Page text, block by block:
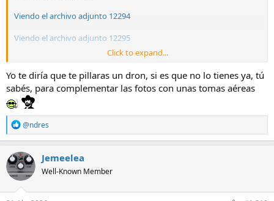
Viendo el archivo adjunto 12294
Viendo el archivo adjunto 12295
Viendo el archivo adjunto 12296
Viendo el archivo adjunto 12297
La N-111 entre las Peñas de Viguera
Viendo el archivo adjunto 12298
Viendo el archivo adjunto 12299
Viendo el archivo adjunto 12300
Click to expand...
Yo te diría que te pillaras un dron, si es que no lo tienes ya, tú
sabés, para complementar las fotos con unas tomas aéreas
R
e
a
c
t
i
o
n
@ndres
Jemeelea
Well-Known Member